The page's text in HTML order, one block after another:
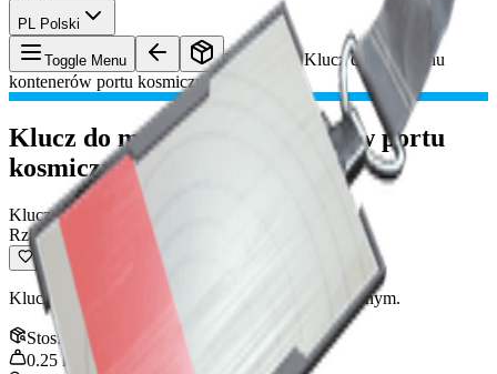
PL Polski
Toggle Menu Przedmiot :Klucz do magazynu
kontenerów portu kosmicznego
Klucz do magazynu kontenerów portu
kosmicznego
Klucz
Rzadki
Klucz do magazynu kontenerów w porcie kosmicznym.
Stos:
0.25kg